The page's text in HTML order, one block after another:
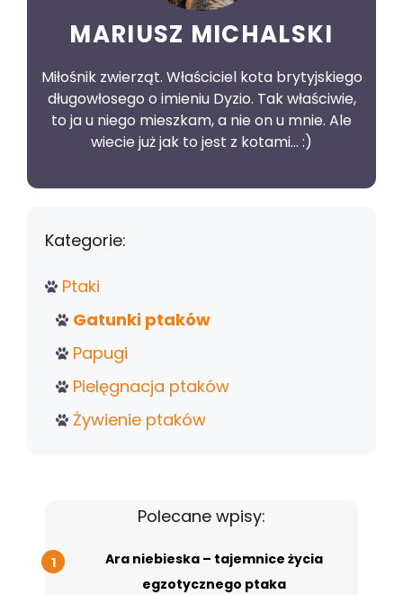
MARIUSZ MICHALSKI
Miłośnik zwierząt. Właściciel kota brytyjskiego
długowłosego o imieniu Dyzio. Tak właściwie,
to ja u niego mieszkam, a nie on u mnie. Ale
wiecie już jak to jest z kotami... :)
Kategorie:
Ptaki
Gatunki ptaków
Papugi
Pielęgnacja ptaków
Żywienie ptaków
Polecane wpisy:
Ara niebieska – tajemnice życia
egzotycznego ptaka